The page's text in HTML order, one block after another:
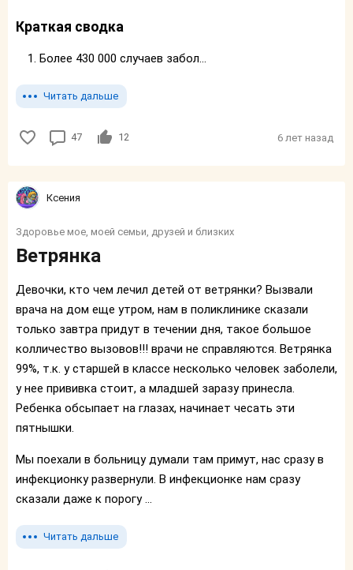
Краткая сводка
Более 430 000 случаев забол...
Читать дальше
47 12 6 лет назад
Ксения
Здоровье мое, моей семьи, друзей и близких
Ветрянка
Девочки, кто чем лечил детей от ветрянки? Вызвали
врача на дом еще утром, нам в поликлинике сказали
только завтра придут в течении дня, такое большое
колличество вызовов!!! врачи не справляются. Ветрянка
99%, т.к. у старшей в классе несколько человек заболели,
у нее прививка стоит, а младшей заразу принесла.
Ребенка обсыпает на глазах, начинает чесать эти
пятнышки.
Мы поехали в больницу думали там примут, нас сразу в
инфекционку развернули. В инфекционке нам сразу
сказали даже к порогу ...
Читать дальше